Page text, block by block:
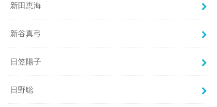
新田恵海
新谷真弓
日笠陽子
日野聡